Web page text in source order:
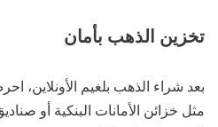
تخزين الذهب بأمان
بعد شراء الذهب بلغيم الأونلاين،
مثل خزائن الأمانات البنكية أو